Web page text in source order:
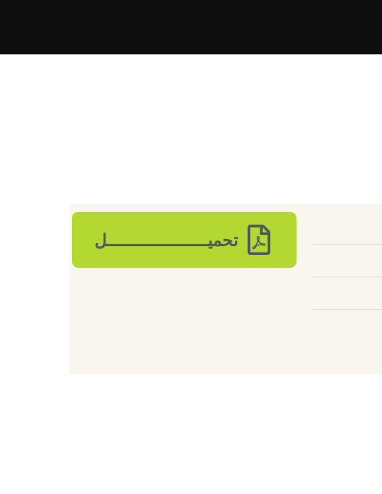
تحميـــــــــــــــــــــل